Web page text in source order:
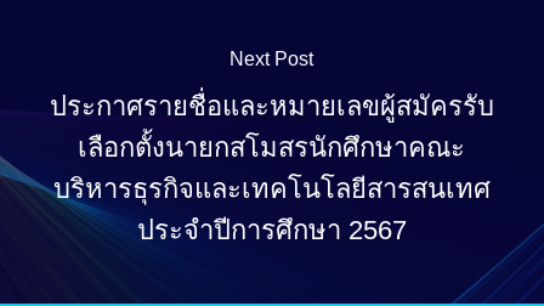
Next Post
ประกาศรายชื่อและหมายเลขผู้สมัครรับ
เลือกตั้งนายกสโมสรนักศึกษาคณะ
บริหารธุรกิจและเทคโนโลยีสารสนเทศ
ประจำปีการศึกษา 2567